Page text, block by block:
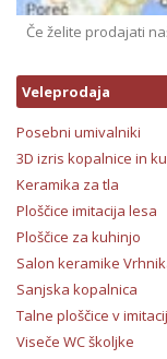
Če želite prodajati
Veleprodaja
Posebni umivalniki
3D izris kopalnice in
Keramika za tla
Ploščice imitacija lesa
Ploščice za kuhinjo
Salon keramike
Sanjska kopalnica
Talne ploščice v
Viseče WC školjke